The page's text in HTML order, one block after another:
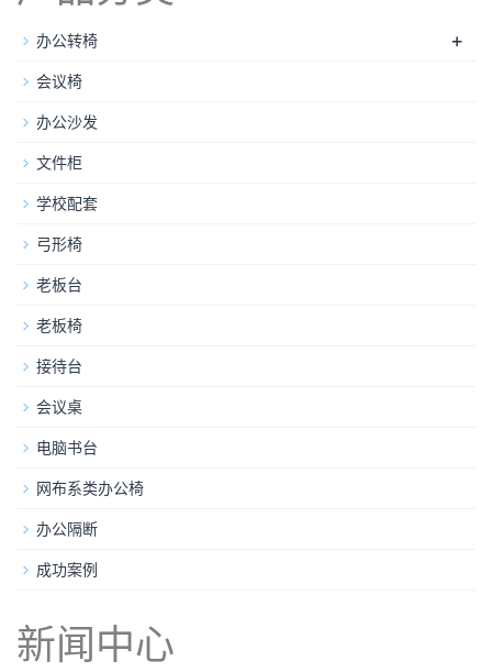
办公转椅 +
会议椅
办公沙发
文件柜
学校配套
弓形椅
老板台
老板椅
接待台
会议桌
电脑书台
网布系类办公椅
办公隔断
成功案例
新闻中心